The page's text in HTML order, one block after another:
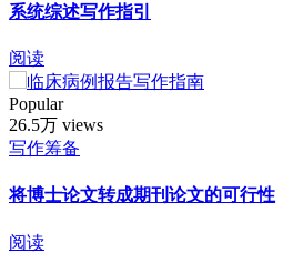
系统综述写作指引
阅读
Popular
26.5万 views
写作筹备
将博士论文转成期刊论文的可行性
阅读